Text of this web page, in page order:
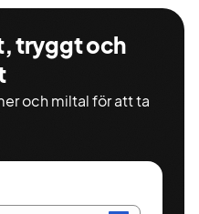
tryggt och
och miltal för att ta